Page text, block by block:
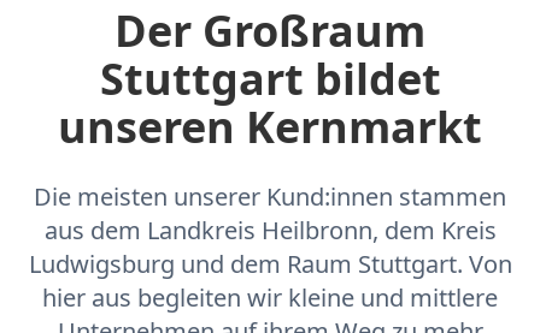
Der Großraum
Stuttgart bildet
unseren Kernmarkt
Die meisten unserer Kund:innen stammen
aus dem Landkreis Heilbronn, dem Kreis
Ludwigsburg und dem Raum Stuttgart. Von
hier aus begleiten wir kleine und mittlere